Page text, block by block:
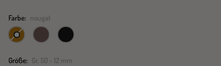
Farbe: nougat
natur nougat schwarz
Größe: Gr. 50 - 12 mm